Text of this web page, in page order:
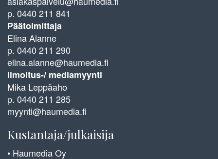
p. 0440 211 841
Päätoimittaja
Elina Alanne
p. 0440 211 290
elina.alanne@haumedia.fi
Ilmoitus-/ mediamyynti
Mika Leppäaho
p. 0440 211 285
myynti@haumedia.fi
Kustantaja/julkaisija
• Haumedia Oy